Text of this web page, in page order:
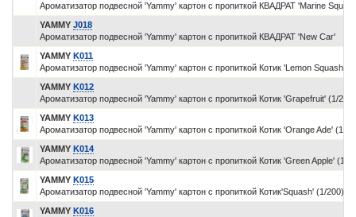
Ароматизатор подвесной 'Yammy' картон с пропиткой КВАДРАТ 'Marine
YAMMY J018
Ароматизатор подвесной 'Yammy' картон с пропиткой КВАДРАТ 'New Car'
YAMMY K011
Ароматизатор подвесной 'Yammy' картон с пропиткой Котик 'Lemon Squash'
YAMMY K012
Ароматизатор подвесной 'Yammy' картон с пропиткой Котик 'Grapefruit' (1/200)
YAMMY K013
Ароматизатор подвесной 'Yammy' картон с пропиткой Котик 'Orange Ade' (1/
YAMMY K014
Ароматизатор подвесной 'Yammy' картон с пропиткой Котик 'Green Apple' (1/
YAMMY K015
Ароматизатор подвесной 'Yammy' картон с пропиткой Котик'Squash' (1/200)
YAMMY K016